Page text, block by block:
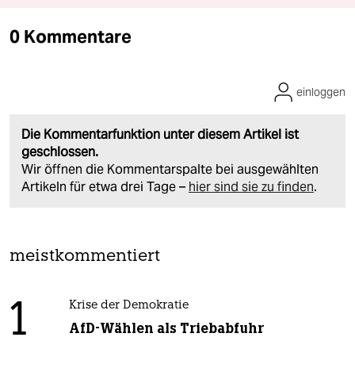
0 Kommentare
Die Kommentarfunktion unter diesem Artikel ist
geschlossen.
Wir öffnen die Kommentarspalte bei ausgewählten
Artikeln für etwa drei Tage – hier sind sie zu finden.
einloggen
meistkommentiert
1 Krise der Demokratie
AfD-Wählen als Triebabfuhr